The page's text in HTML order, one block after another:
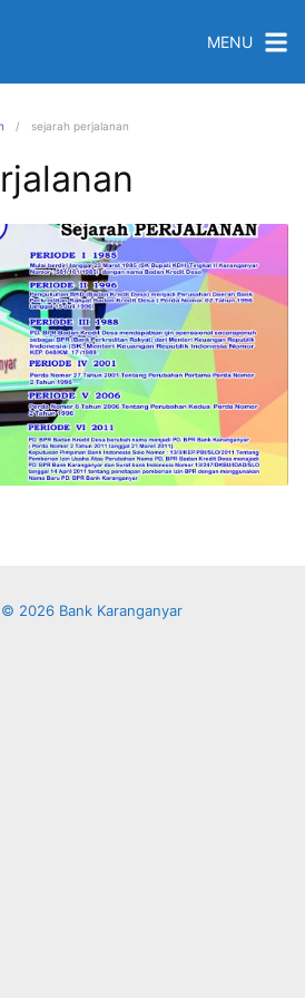
MENU
sejarah perjalanan
2026 Bank Karanganyar